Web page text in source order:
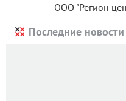
ООО "Регион
Последние новости